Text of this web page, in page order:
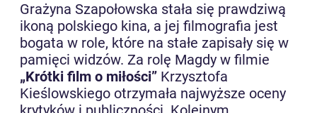
Grażyna Szapołowska stała się prawdziwą
ikoną polskiego kina, a jej filmografia jest
bogata w role, które na stałe zapisały się w
pamięci widzów. Za rolę Magdy w filmie
„Krótki film o miłości” Krzysztofa
Kieślowskiego otrzymała najwyższe oceny